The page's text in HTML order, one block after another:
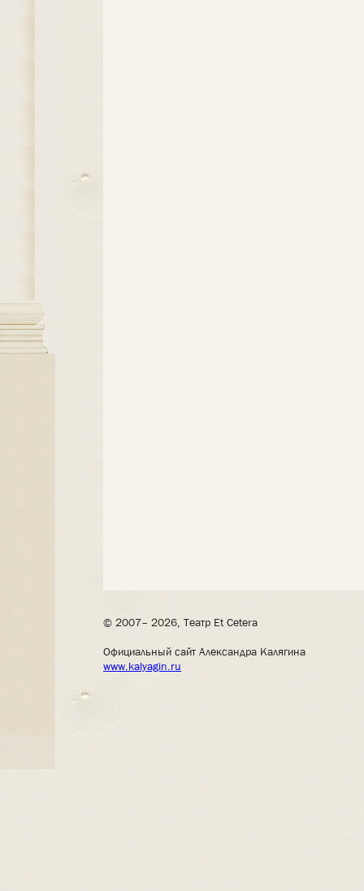
© 2007– 2026, Театр Et Cetera
Официальный сайт Александра Калягина
www.kalyagin.ru